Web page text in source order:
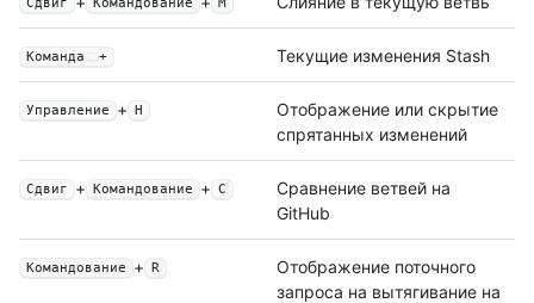
Команда + Текущие изменения Stash
Управление + H
Отображение или скрытие
спрятанных изменений
Сдвиг + Командование + C
Сравнение ветвей на
GitHub
Командование + R
Отображение поточного
запроса на вытягивание на